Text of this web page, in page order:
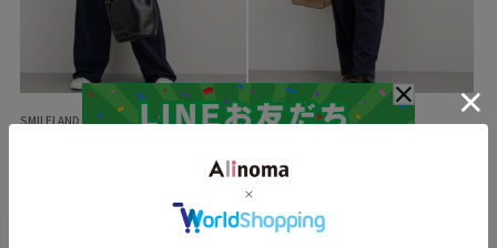
SMILELAND SMILELAND